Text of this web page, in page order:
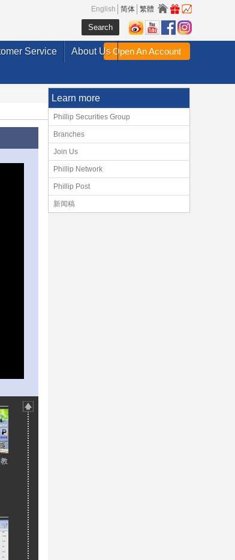
English 简体 繁體
Service About UsOpen An Account
Learn more
Phillip Securities Group
Branches
Join Us
Phillip Network
Phillip Post
新闻稿